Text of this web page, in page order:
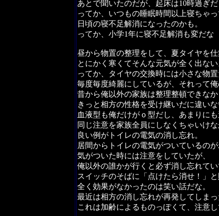
あとで聞いたのだが、起床は10時過ぎ
ってか、いつもの睡眠時間以上寝ちゃ
日頃の寝不足解消になったのかも。
ってか、小学1年に寝不足解消も変だな
昼から物置の整理をして、夏タイヤを
とにかく寒くてそんな元気が全く出な
ってか、タイヤの交換時には小さな物
毎度毎度綺麗にしているが、それって
昔から俺以外の家族は整理整頓できな
きっと相方の性格を受け継いだに違い
血液型も俺だけがｏ型だし、あまりに
同じ注意を家族全員にしなくちゃいけ
良い例がトイレの電気の消し忘れ。
居間からトイレの電気がついているの
気がついた時には注意をしていたが、
俺以外の誰かが行くと必ず消し忘れて
スイッチのそばに「点けたら消せ！」
全く効果がなかったのは笑い話だな。
最近は相方の消し忘れが再発してしま
これは加齢によるものっぽくて、注意